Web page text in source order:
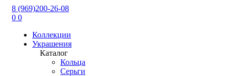
8 (969)200-26-08
0 0
Коллекции
Украшения
Каталог
Кольца
Серьги